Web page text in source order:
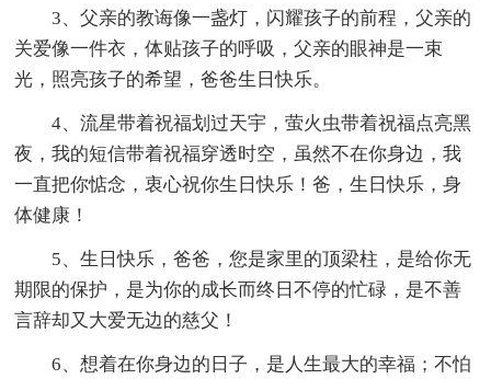
3、父亲的教诲像一盏灯，闪耀孩子的前程，父亲的
关爱像一件衣，体贴孩子的呼吸，父亲的眼神是一束
光，照亮孩子的希望，爸爸生日快乐。
4、流星带着祝福划过天宇，萤火虫带着祝福点亮黑
夜，我的短信带着祝福穿透时空，虽然不在你身边，我
一直把你惦念，衷心祝你生日快乐！爸，生日快乐，身
体健康！
5、生日快乐，爸爸，您是家里的顶梁柱，是给你无
期限的保护，是为你的成长而终日不停的忙碌，是不善
言辞却又大爱无边的慈父！
6、想着在你身边的日子，是人生最大的幸福；不怕